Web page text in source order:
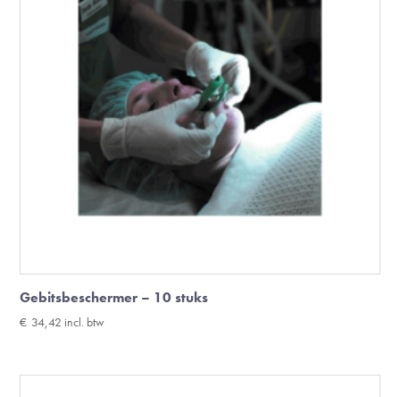
Gebitsbeschermer – 10 stuks
€ 34,42 incl. btw